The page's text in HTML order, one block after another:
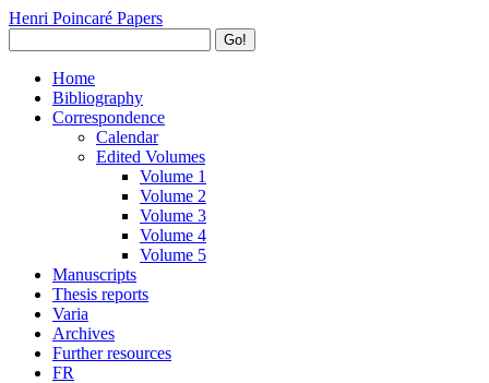
Henri Poincaré Papers
Go!
Home
Bibliography
Correspondence
Calendar
Edited Volumes
Volume 1
Volume 2
Volume 3
Volume 4
Volume 5
Manuscripts
Thesis reports
Varia
Archives
Further resources
FR